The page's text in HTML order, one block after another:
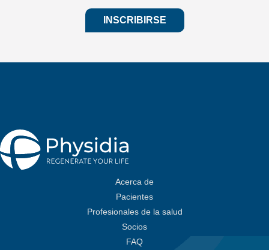
INSCRIBIRSE
Acerca de
Pacientes
Profesionales de la salud
Socios
FAQ